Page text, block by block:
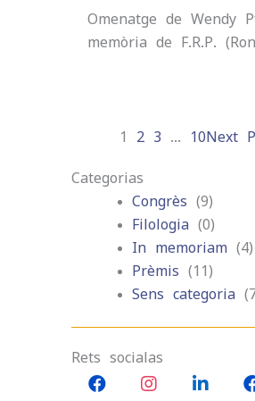
Omenatge de Wendy
memòria de F.R.P.
1 2 3 10 Next
Categorias
Congrès (9)
Filologia (0)
In memoriam (4)
Prèmis (11)
Sens categoria
Rets socialas